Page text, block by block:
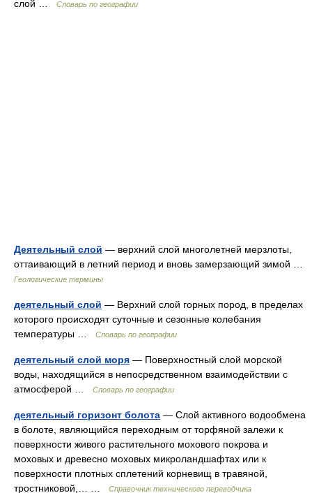
слой …
Словарь по географии
Деятельный слой — верхний слой многолетней мерзлоты,
оттаивающий в летний период и вновь замерзающий зимой …
Геологические термины
деятельный слой — Верхний слой горных пород, в пределах
которого происходят суточные и сезонные колебания
температуры …
Словарь по географии
деятельный слой моря — Поверхностный слой морской
воды, находящийся в непосредственном взаимодействии с
атмосферой …
Словарь по географии
деятельный горизонт болота — Слой активного водообмена
в болоте, являющийся переходным от торфяной залежи к
поверхности живого растительного мохового покрова и
моховых и древесно моховых микроландшафтах или к
поверхности плотных сплетений корневищ в травяной,
тростниковой,… …
Справочник технического переводчика